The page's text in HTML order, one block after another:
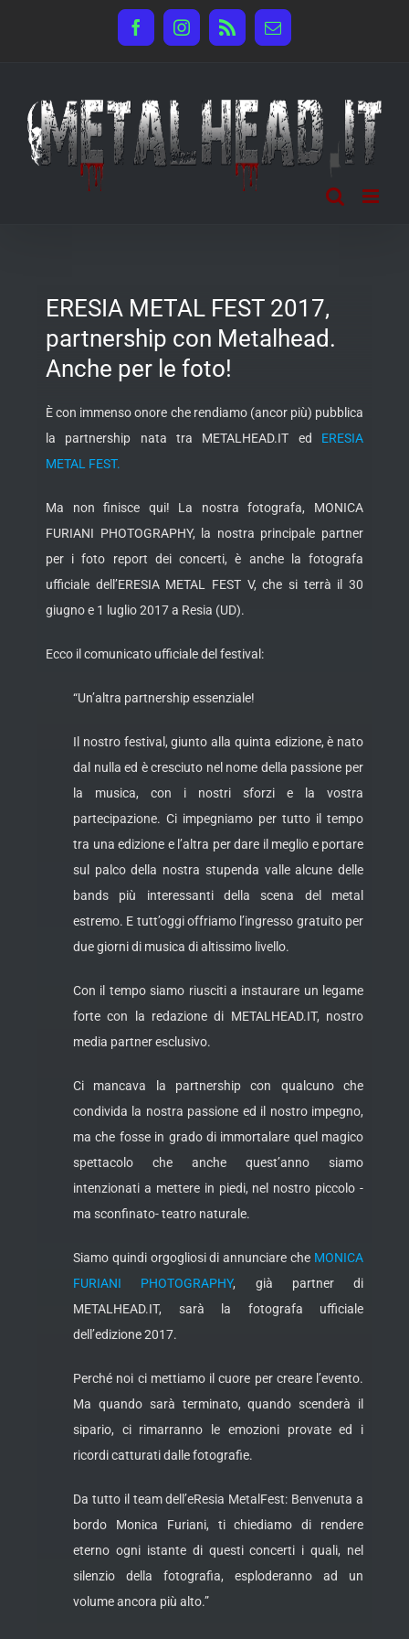
FacebookInstagram
Rss Email
ERESIA METAL FEST 2017,
partnership con Metalhead.
Anche per le foto!
È con immenso onore che rendiamo (ancor più) pubblica
la partnership nata tra METALHEAD.IT ed ERESIA
METAL FEST.
Ma non finisce qui! La nostra fotografa, MONICA
FURIANI PHOTOGRAPHY, la nostra principale partner
per i foto report dei concerti, è anche la fotografa
ufficiale dell’ERESIA METAL FEST V, che si terrà il 30
giugno e 1 luglio 2017 a Resia (UD).
Ecco il comunicato ufficiale del festival:
“Un’altra partnership essenziale!
Il nostro festival, giunto alla quinta edizione, è nato
dal nulla ed è cresciuto nel nome della passione per
la musica, con i nostri sforzi e la vostra
partecipazione. Ci impegniamo per tutto il tempo
tra una edizione e l’altra per dare il meglio e portare
sul palco della nostra stupenda valle alcune delle
bands più interessanti della scena del metal
estremo. E tutt’oggi offriamo l’ingresso gratuito per
due giorni di musica di altissimo livello.
Con il tempo siamo riusciti a instaurare un legame
forte con la redazione di METALHEAD.IT, nostro
media partner esclusivo.
Ci mancava la partnership con qualcuno che
condivida la nostra passione ed il nostro impegno,
ma che fosse in grado di immortalare quel magico
spettacolo che anche quest’anno siamo
intenzionati a mettere in piedi, nel nostro piccolo -
ma sconfinato- teatro naturale.
Siamo quindi orgogliosi di annunciare che MONICA
FURIANI PHOTOGRAPHY, già partner di
METALHEAD.IT, sarà la fotografa ufficiale
dell’edizione 2017.
Perché noi ci mettiamo il cuore per creare l’evento.
Ma quando sarà terminato, quando scenderà il
sipario, ci rimarranno le emozioni provate ed i
ricordi catturati dalle fotografie.
Da tutto il team dell’eResia MetalFest: Benvenuta a
bordo Monica Furiani, ti chiediamo di rendere
eterno ogni istante di questi concerti i quali, nel
silenzio della fotografia, esploderanno ad un
volume ancora più alto.”